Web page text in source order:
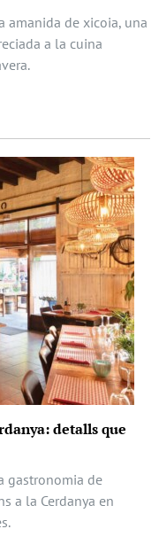
amanida de xicoia, una
a la cuina
detalls que
gastronomia de
a la Cerdanya en